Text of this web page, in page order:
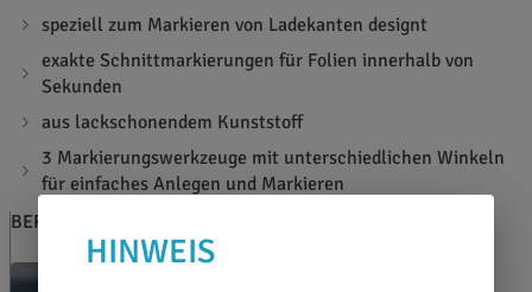
speziell zum Markieren von Ladekanten designt
exakte Schnittmarkierungen für Folien innerhalb von
Sekunden
aus lackschonendem Kunststoff
3 Markierungswerkzeuge mit unterschiedlichen Winkeln
für einfaches Anlegen und Markieren
BERATEN LASSEN
HINWEIS